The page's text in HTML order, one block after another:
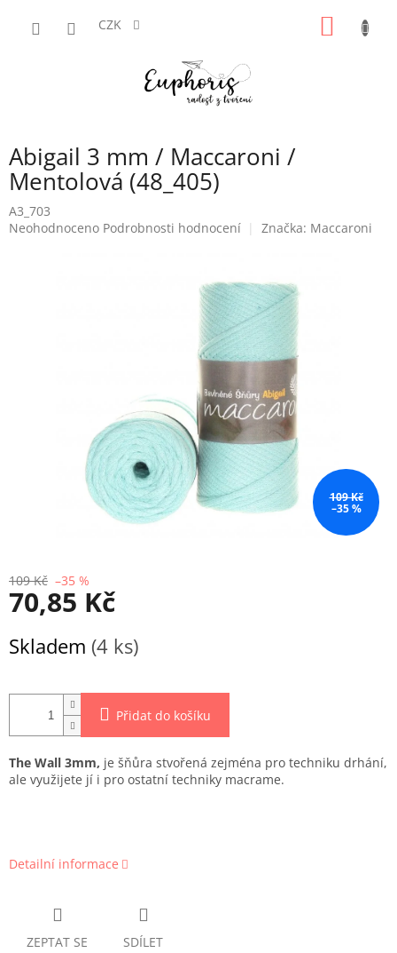
CZK
Abigail 3 mm / Maccaroni /
Mentolová (48_405)
A3_703
Průměrné
Neohodnoceno Podrobnosti hodnocení Značka: Maccaroni
109 Kč
–35 %
109 Kč –35 %
70,85 Kč
cena:
Skladem (4 ks)
Přidat do košíku
The Wall 3mm, je šňůra stvořená zejména pro techniku drhání,
ale využijete jí i pro ostatní techniky macrame.
Detailní informace
ZEPTAT SE SDÍLET